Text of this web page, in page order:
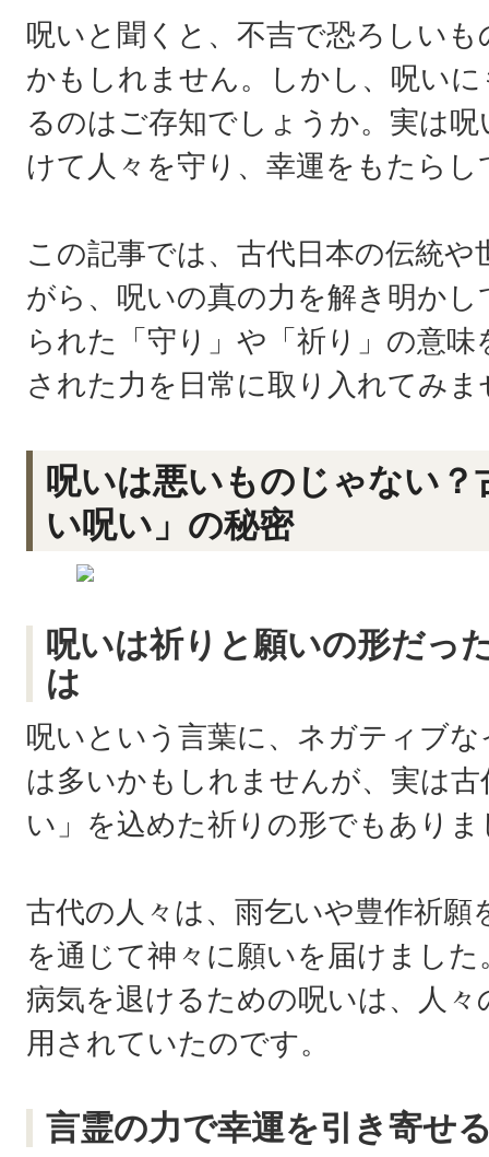
呪いと聞くと、不吉で恐ろしい
かもしれません。しかし、呪い
るのはご存知でしょうか。実は
けて人々を守り、幸運をもたら
この記事では、古代日本の伝統
がら、呪いの真の力を解き明か
られた「守り」や「祈り」の意
された力を日常に取り入れてみま
呪いは悪いものじゃない？
い呪い」の秘密
呪いは祈りと願いの形だっ
は
呪いという言葉に、ネガティブ
は多いかもしれませんが、実は
い」を込めた祈りの形でもありま
古代の人々は、雨乞いや豊作祈願
を通じて神々に願いを届けまし
病気を退けるための呪いは、人
用されていたのです。
言霊の力で幸運を引き寄せ